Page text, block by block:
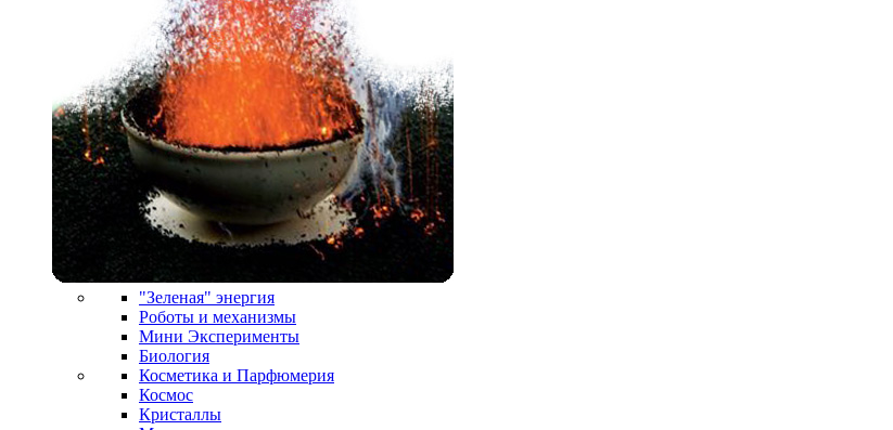
"Зеленая" энергия
Роботы и механизмы
Мини Эксперименты
Биология
Косметика и Парфюмерия
Космос
Кристаллы